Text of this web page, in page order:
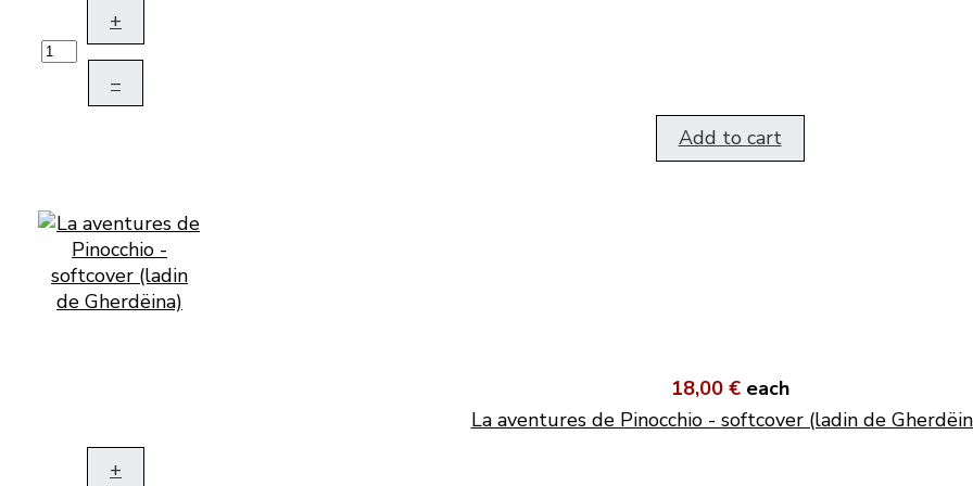
+
–
Add to cart
18,00 € each
La aventures de Pinocchio - softcover (ladin de
+